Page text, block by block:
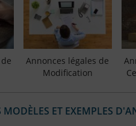
Annonces légales de
Modification
ET EXEMPLES